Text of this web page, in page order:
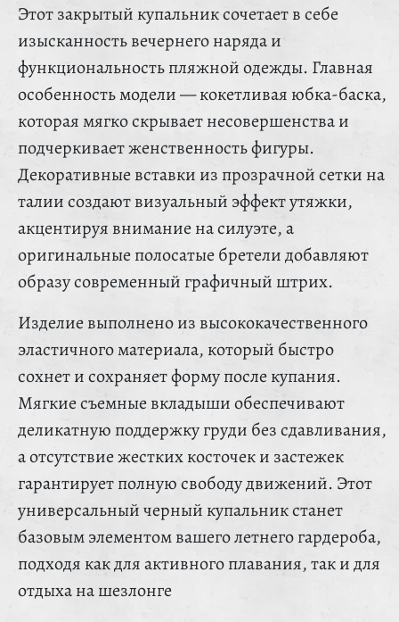
Этот закрытый купальник сочетает в себе
изысканность вечернего наряда и
функциональность пляжной одежды. Главная
особенность модели — кокетливая юбка-баска,
которая мягко скрывает несовершенства и
подчеркивает женственность фигуры.
Декоративные вставки из прозрачной сетки на
талии создают визуальный эффект утяжки,
акцентируя внимание на силуэте, а
оригинальные полосатые бретели добавляют
образу современный графичный штрих.
Изделие выполнено из высококачественного
эластичного материала, который быстро
сохнет и сохраняет форму после купания.
Мягкие съемные вкладыши обеспечивают
деликатную поддержку груди без сдавливания,
а отсутствие жестких косточек и застежек
гарантирует полную свободу движений. Этот
универсальный черный купальник станет
базовым элементом вашего летнего гардероба,
подходя как для активного плавания, так и для
отдыха на шезлонге